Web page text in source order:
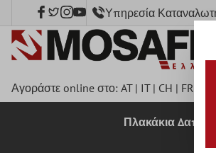
περιεχόμενο Υπηρεσία
Αγοράστε online στο: AT| IT| CH | FR
Πλακάκια